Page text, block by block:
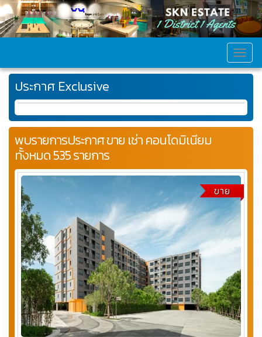
MENU
ประกาศ Exclusive
พบรายการประกาศ ขาย เช่า คอนโดมิเนียม
ทั้งหมด 535 รายการ
ขาย